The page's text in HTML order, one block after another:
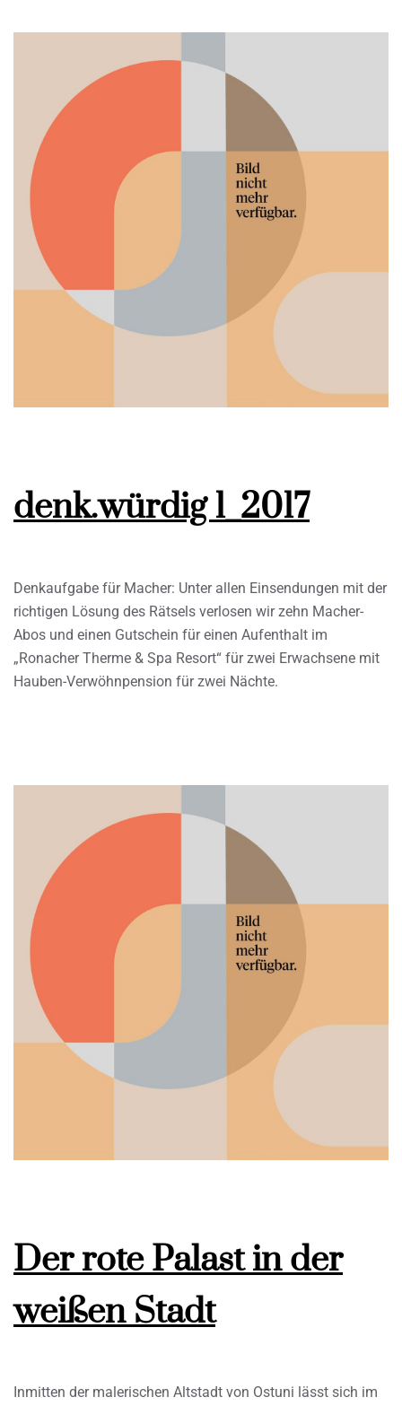
denk.würdig 1_2017
Denkaufgabe für Macher: Unter allen Einsendungen mit der
richtigen Lösung des Rätsels verlosen wir zehn Macher-
Abos und einen Gutschein für einen Aufenthalt im
„Ronacher Therme & Spa Resort“ für zwei Erwachsene mit
Hauben-Verwöhnpension für zwei Nächte.
Der rote Palast in der
weißen Stadt
Inmitten der malerischen Altstadt von Ostuni lässt sich im